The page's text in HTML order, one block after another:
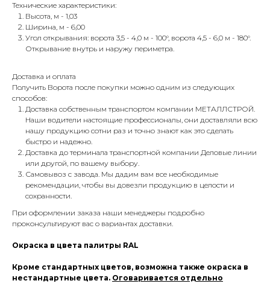
Технические характеристики:
Высота, м - 1,03
Ширина, м - 6,00
Угол открывания: ворота 3,5 - 4,0 м - 100°, ворота 4,5 - 6,0 м - 180°.
Открывание внутрь и наружу периметра.
Доставка и оплата
Получить Ворота после покупки можно одним из следующих
способов:
Доставка собственным транспортом компании МЕТАЛЛСТРОЙ.
Наши водители настоящие профессионалы, они доставляли всю
нашу продукцию сотни раз и точно знают как это сделать
быстро и надежно.
Доставка до терминала транспортной компании Деловые линии
или другой, по вашему выбору.
Самовывоз с завода. Мы дадим вам все необходимые
рекомендации, чтобы вы довезли продукцию в целости и
сохранности.
При оформлении заказа наши менеджеры подробно
проконсультируют вас о вариантах доставки.
Окраска в цвета палитры RAL
Кроме стандартных цветов, возможна также окраска в
нестандартные цвета. Оговаривается отдельно